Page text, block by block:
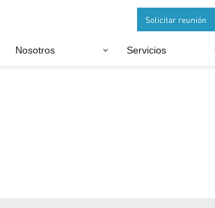
Solicitar reunión
Nosotros Servicios